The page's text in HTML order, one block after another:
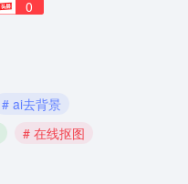
0
# ai去背景
# 在线抠图